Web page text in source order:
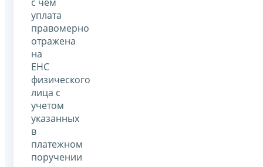
уплата
правомерно
отражена
на
ЕНС
физического
лица с
учетом
указанных
в
платежном
поручении